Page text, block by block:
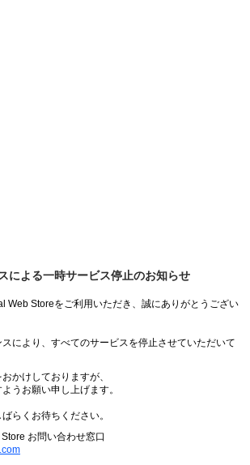
による一時サービス停止のお知らせ
Web Storeをご利用いただき、誠にありがとうござい
により、すべてのサービスを停止させていただいて
かけしておりますが、
うお願い申し上げます。
らくお待ちください。
お問い合わせ窓口